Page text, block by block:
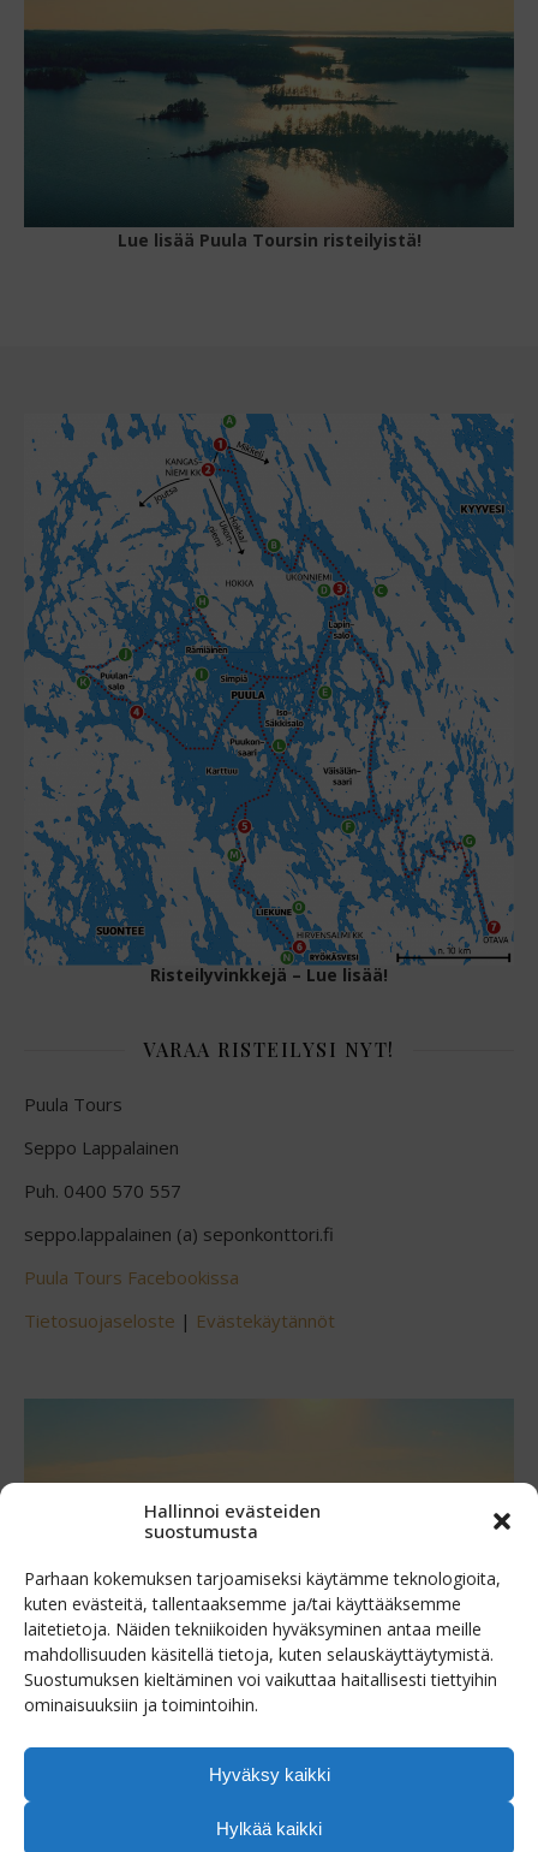
Hallinnoi evästeiden
suostumusta
Parhaan kokemuksen tarjoamiseksi käytämme teknologioita,
kuten evästeitä, tallentaaksemme ja/tai käyttääksemme
laitetietoja. Näiden tekniikoiden hyväksyminen antaa meille
mahdollisuuden käsitellä tietoja, kuten selauskäyttäytymistä.
Suostumuksen kieltäminen voi vaikuttaa haitallisesti tiettyihin
ominaisuuksiin ja toimintoihin.
Hyväksy kaikki
Hylkää kaikki
Lue lisää Puula Toursin risteilyistä!
Risteilyvinkkejä – Lue lisää!
VARAA RISTEILYSI NYT!
Puula Tours
Seppo Lappalainen
Puh. 0400 570 557
seppo.lappalainen (a) seponkonttori.fi
Puula Tours Facebookissa
Tietosuojaseloste | Evästekäytännöt
© PuulaTours 2024